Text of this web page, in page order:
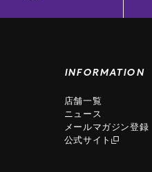
INFORMATION
店舗一覧
ニュース
メールマガジン登録
公式サイト